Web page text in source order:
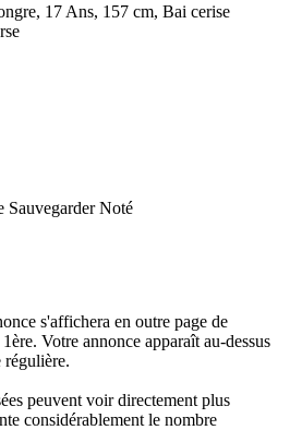
17 Ans, 157 cm, Bai cerise
Sauvegarder Noté
s'affichera en outre page de
Votre annonce apparaît au-dessus
régulière.
peuvent voir directement plus
considérablement le nombre